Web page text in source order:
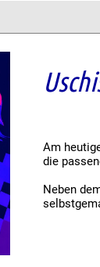
Am
die
Neben